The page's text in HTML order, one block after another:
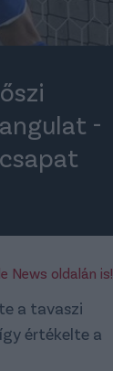
-
News oldalán is!
a tavaszi
így értékelte a